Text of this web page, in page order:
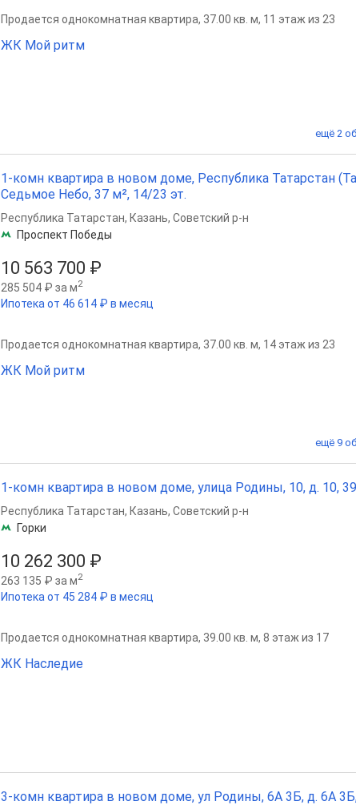
Продается однокомнатная квартира, 37.00 кв. м, 11 этаж из 23
ЖК Мой ритм
ещё 2
1-комн квартира в новом доме, Республика Татарстан
Седьмое Небо, 37 м², 14/23 эт.
10 563 700 ₽
285 504 ₽ за м2
Ипотека от 46 614 ₽ в месяц
Республика Татарстан, Казань, Советский р-н
Проспект Победы
Продается однокомнатная квартира, 37.00 кв. м, 14 этаж из 23
ЖК Мой ритм
ещё 9
1-комн квартира в новом доме, улица Родины, 10, д. 10,
10 262 300 ₽
263 135 ₽ за м2
Ипотека от 45 284 ₽ в месяц
Республика Татарстан, Казань, Советский р-н
Горки
Продается однокомнатная квартира, 39.00 кв. м, 8 этаж из 17
ЖК Наследие
3-комн квартира в новом доме, ул Родины, 6А 3Б, д. 6А